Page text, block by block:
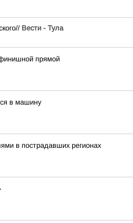
Вести - Тула
прямой
в машину
в пострадавших регионах